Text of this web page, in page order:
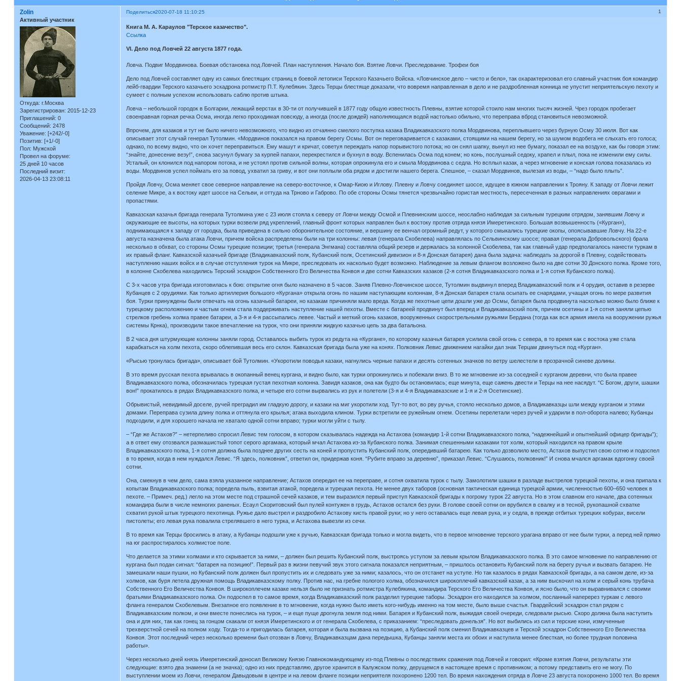
Поделиться 1
2020-07-18 11:10:25
Zolin
Активный участник
Откуда: г.Москва
Зарегистрирован: 2015-12-23
Приглашений: 0
Сообщений: 2478
Уважение: [+242/-0]
Позитив: [+1/-0]
Пол: Мужской
Провел на форуме:
25 дней 10 часов
Последний визит:
2026-04-13 23:08:11
Книга М. А. Караулов "Терское казачество".
Ссылка
VI. Дело под Ловчей 22 августа 1877 года.
Ловча. Подвиг Мордвинова. Боевая обстановка под Ловчей. План наступления. Начало боя. Взятие Ловчи. Преследование. Трофеи боя
Дело под Ловчей составляет одну из самых блестящих страниц в боевой летописи Терского Казачьего Войска. «Ловчинское дело – чисто и бело», так охарактеризовал его славный участник боя командир
лейб-гвардии Терского казачьего эскадрона ротмистр П.Т. Кулебякин. Здесь Терцы блестяще доказали, что вовремя направленная в дело и не раздробленная конница не упустит неприятельскую пехоту и
сумеет с полным успехом использовать саблю против штыка.
Ловча – небольшой городок в Болгарии, лежащий верстах в 30-ти от получившей в 1877 году общую известность Плевны, взятие которой стоило нам многих тысяч жизней. Чрез городок пробегает
своенравная горная речка Осма, иногда легко проходимая повсюду, а иногда (после дождей) наполняющаяся водой настолько обильно, что переправа вброд становиться невозможной.
Впрочем, для казаков и тут не было ничего невозможного, что видно из отчаянно смелого поступка казака Владикавказского полка Мордвинова, переплывшего через бурную Осму 30 июля. Вот как
описывает этот случай генерал Тутолмин. «Мордвинов показался на правом берегу Осмы. Вот он переговаривается с казаками, стоящими на нашем берегу, но за шумом водобега не слыхать его голоса;
однако, по всему видно, что он хочет переправиться. Ему машут и кричат, советуя переждать напор порывистого потока; но он снял шапку, вынул из нее бумагу, показал ее на воздухе, как бы говоря этим:
“знайте, донесение везу!”, снова засунул бумагу за курпей папахи, перекрестился и бухнул в воду. Вспенилась Осма под конем; но конь, послушный седоку, храпел и плыл, пока не изменили ему силы.
Усталый, он клонился под напором потока, и не устоял против сильной волны, которая опрокинула его и смыла Мордвинова с седла. Но всплыл казак, а через мгновение и конская голова показалась из
воды. Мордвинов успел поймать его за повод, ухватил за гриву, и вот они поплыли оба рядом и достигли нашего берега. Спешное, – сказал Мордвинов, вылезая из воды, – “надо было плыть”.
Пройдя Ловчу, Осма меняет свое северное направление на северо-восточное, к Омар-Киою и Иглову. Плевну и Ловчу соединяет шоссе, идущее в южном направлении к Трояну. К западу от Ловчи лежит
селение Микре, а к востоку идет шоссе на Сельви, и оттуда на Трново и Габрово. По обе стороны Осмы тянется чрезвычайно гористая местность, пересеченная в разных направлениях оврагами и
пропастями.
Кавказская казачья бригада генерала Тутолмина уже с 23 июля стояла к северу от Ловчи между Осмой и Плевнинским шоссе, неослабно наблюдая за сильным турецким отрядом, занявшим Ловчу и
окружающие ее высоты, на которых турки возвели ряд укреплений, главный фронт которых направлен был к востоку против отряда князя Имеретинского. Большая возвышенность («Курган»),
поднимающаяся к западу от городка, была приведена в сильно оборонительное состояние, и вершину ее венчал огромный редут, у которого смыкались турецкие окопы, опоясывавшие Ловчу. На 22-е
августа назначена была атака Ловчи, причем войска распределены были на три колонны: левая (генерала Скобелева) направлялась по Сельвинскому шоссе; правая (генерала Добровольского) брала
несколько в обхват, со стороны Осмы турецкие позиции; третья (генерала Энгмана) составляла общий резерв и держалась за колонной Скобелева, так как главный удар предполагалось нанести туркам в
их правый фланг. Кавказской казачьей бригаде (Владикавказский полк, Кубанский полк, Осетинский дивизион и 8-я Донская батарея) дана была задача: наблюдать за дорогой в Плевну, содействовать
наступлению наших войск и в случае отступления турок на Микре, преследовать их насколько будет возможно. Наблюдение за левым флангом возложено было на две сотни 30 Донского полка. Кроме того,
в колонне Скобелева находились Терский эскадрон Собственного Его Величества Конвоя и две сотни Кавказских казаков (2-я сотня Владикавказского полка и 1-я сотня Кубанского полка).
С 3-х часов утра бригада изготовилась к бою: открытие огня было назначено в 5 часов. Заняв Плевно-Ловчинское шоссе, Тутолмин выдвинул вперед Владикавказский полк и 4 орудия, оставив в резерве
Кубанцев с 2 орудиями. Как только артиллерия большого «Кургана» открыла огонь по нашим наступающим колоннам, 8-я Донская батарея стала осыпать ее снарядами, учащая огонь по мере развития
боя. Турки принуждены были отвечать на огонь казачьей батареи, но казакам причиняли мало вреда. Когда же пехотные цепи дошли уже до Осмы, батарея была продвинута насколько можно было ближе к
турецкому расположению и частым огнем стала поддерживать наступление нашей пехоты. Вместе с батареей продвинут был вперед и Владикавказский полк, причем осетины и 1-я сотня заняли цепью
стрелков гребень холма правее батареи, а 3-я и 4-я рассыпались левее. Частый и меткий огонь казаков, вооруженных скорострельными ружьями Бердана (тогда как вся армия имела на вооружении ружья
системы Крнка), производили такое впечатление на турок, что они приняли жидкую казачью цепь за два батальона.
В 2 часа дня штурмующие колонны заняли город. Оставалось выбить турок из редута на «Кургане», по которому казачья батарея усилила свой огонь с севера, в то время как с востока уже стала
карабкаться на холм пехота, скоро облепившая весь его склон. Кавказская бригада была уже на конях. Полковник Левис движением нагайки дал знак Терцам двинуться под «Курган».
«Рысью тронулась бригада», описывает бой Тутолмин. «Укоротили поводья казаки, нагнулись черные папахи и десять сотенных значков по ветру шелестели в прозрачной синеве долины.
В это время русская пехота врывалась в окопанный венец кургана, и видно было, как турки опрокинулись и побежали вниз. В то же мгновение из-за соседней с курганом деревни, что была правее
Владикавказского полка, обозначилась турецкая густая пехотная колонна. Завидя казаков, она как будто бы остановилась; еще минута, еще сажень двести и Терцы на нее насядут. “С Богом, други, шашки
вон!” прокатилось в рядах Владикавказского полка, и четыре его сотни вырвались из рук и полетели (3-я и 4-я Владикавказские и 1-я и 2-я Осетинские).
Обрывистый, невидимый доселе, ручей преградил им гладкую дорогу, и казаки на миг укоротили ход. Тут-то вот, во рву ручья, стояло несколько домов, а Владикавказцы шли между курганом и этими
домами. Переправа сузила длину полка и оттянула его крылья; атака выходила клином. Турки встретили ее ружейным огнем. Осетины перелетали через ручей и ударили в пол-оборота налево; Кубанцы
подходили, и для хорошего начала не хватало одной сотни вправо; турки могли уйти с тылу.
– “Где же Астахов?” – нетерпеливо спросил Левис тем голосом, в котором сказывалась надежда на Астахова (командир 1-й сотни Владикавказского полка, “надежнейший и опытнейший офицер бригады”);
а в ответ ему отозвался размашистый топот серого аргамака, который мчал Астахова из-за Кубанского полка. Занимая спешенными казаками тот холм, который находился на правом крыле
Владикавказского полка, 1-я сотня должна была позднее других сесть на коней и пропустить Кубанский полк, опередивший батарею. Как только дозволило место, Астахов выпустил свою сотню и подоспел
в то время, когда в нем нуждался Левис. “Я здесь, полковник”, ответил он, придержав коня. “Рубите вправо за деревню”, приказал Левис. “Слушаюсь, полковник!” И снова мчался аргамак вдогонку своей
сотни.
Она, смекнув в чем дело, сама взяла указанное направление; Астахов опередил ее на переправе, и сотня охватила турок с тылу. Замолотили шашки в разладе выстрелов турецкой пехоты, и она припала к
копытам Владикавказского полка; поредела пыль, взвитая атакой, поредела и турецкая пехота. Не менее двух таборов (основная тактическая единица турецкой армии, численностью 600–650 человек в
пехоте. – Примеч. ред.) легло на этом месте под страшной сечей казаков, и тем выразился первый приступ Кавказской бригады к погрому турок 22 августа. Но в этом славном его начале, два сотенных
командира были в числе немногих раненых. Есаул Скоритовский был пулей контужен в грудь, Астахов остался без руки. В голове своей сотни он врубился в свалку и в тесной, рукопашной схватке
схватил рукой штык турецкого пехотинца. Ружье дало выстрел и раздробило Астахову кисть правой руки; но у него оставалась еще левая рука, и у седла, в прежде отбитых турецких кобурах, висели
пистолеты; его левая рука повалила стрелявшего в него турка, и Астахова вывезли из сечи.
В то время как Терцы бросились в атаку, а Кубанцы подошли уже к ручью, Кавказская бригада только и могла видеть, что в первое мгновение терского урагана вправо от нее были турки, а перед ней прямо
на юг распростиралось холмистое поле.
Что делается за этими холмами и кто скрывается за ними, – должен был решить Кубанский полк, выстроясь уступом за левым крылом Владикавказского полка. В это самое мгновение по направлению от
кургана был подан сигнал: “батарея на позицию!”. Первый раз в жизни певучий звук этого сигнала показался неприятным, – пришлось остановить Кубанский полк на берегу ручья и вызвать батарею. Не
замешкали наши пушки, но Кубанский полк должен был пропустить их и следовать уже за ними; казалось, что он отстанет на уступе. Но так казалось в рядах Кавказской бригады, а на самом деле, из-за
холмов, как буря летела дружная помощь Владикавказскому полку. Против нас, на гребне пологого холма, обозначился широкоплечий кавказский казак, а за ним выскочил на холм и серый конь трубача
Собственного Его Величества Конвоя. В широкоплечем казаке нельзя было не признать ротмистра Кулебякина, командира Терского Его Величества Конвоя, и ясно было, что он выравнивался с своими
братьями Владикавказского полка. Он подоспел в то самое время, когда Владикавказский полк разделил турецкие таборы. Эскадрон его находился за холмом, посланный наперерез туркам с левого
фланга генералом Скобелевым. Внезапное его появление в то мгновение, когда нужно было иметь кого-нибудь именно на том месте, было выше счастья. Гвардейский эскадрон стал рядом с
Владикавказским полком, и они вместе понеслись на турок, – и еще пуще дрогнула земля под ними. Батарея и Кубанский полк, выжидая своей очереди, следовали рысью. Скоро должна была наступить
она и для них, так как гонец за гонцом скакали от князя Имеретинского и от генерала Скобелева, с приказанием: “преследовать донельзя”. Но вот выбились из сил и терские кони, измученные
трехверстной сечей на полном ходу. Тогда-то и пригодилась батарея, которая и была вызвана на позицию, а Кубанский полк сменил Владикавказцев и Терской эскадрон Собственного Его Величества
Конвоя. Этот последний через несколько времени был отозван в Ловчу, Владикавказцам дана передышка, Кубанцы заняли места их обоих и наступила менее блесткая, но более трудная половина
работы».
Через несколько дней князь Имеретинский доносил Великому Князю Главнокомандующему из-под Плевны о последствиях сражения под Ловчей и говорил: «Кроме взятия Ловчи, результаты эти
следующие: взято два знамени (а не значка); одно из них представляю, другое хранится в Калужском полку, дерущемся в настоящее время с противником; а потому представить его не могу. По
выступлении моем из Ловчи, генералом Давыдовым в центре и на левом фланге позиции неприятеля похоронено 1200 тел. Во время нахождения отряда в Ловче 23 августа похоронено 1000 тел. Во время